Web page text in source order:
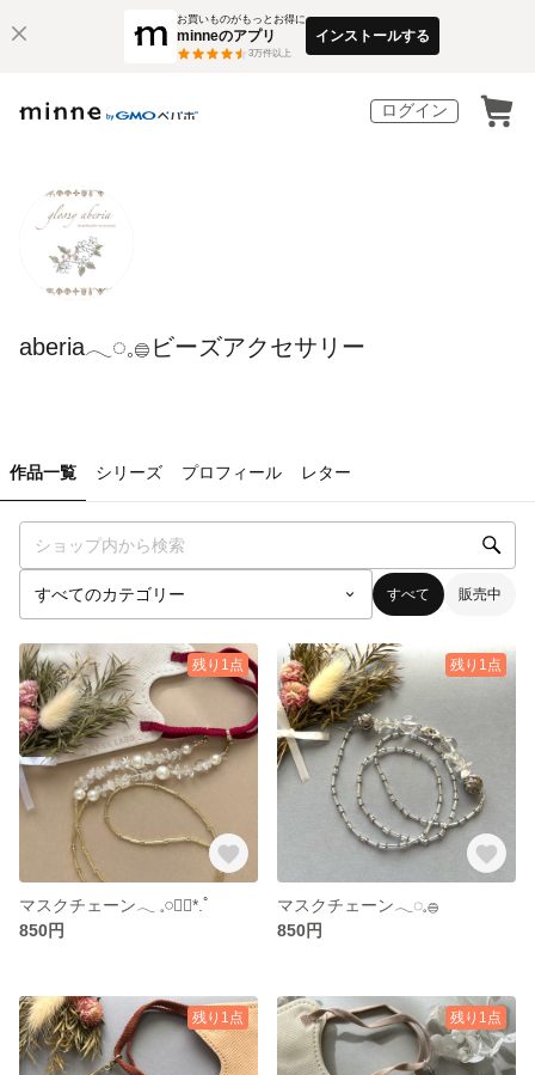
お買いものがもっとお得に
minneのアプリ
3万件以上
インストールする
ログイン
aberia𓂃◌𓈒𓐍ビーズアクセサリー
作品一覧 シリーズ プロフィール レター
すべて 販売中
残り1点
マスクチェーン‎𓂃 𓈒𓏸❁⃘*.ﾟ
850円
残り1点
マスクチェーン𓂃◌𓈒𓐍
850円
残り1点 残り1点